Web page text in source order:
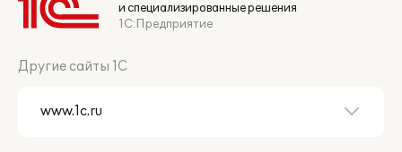
и специализированные решения
1С:Предприятие
Другие сайты 1С